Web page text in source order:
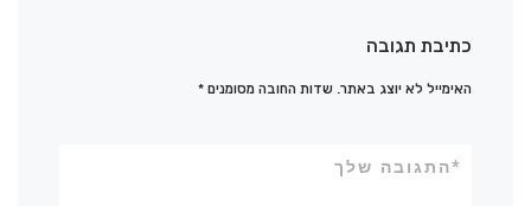
כתיבת תגובה
האימייל לא יוצג באתר. שדות החובה מסומנים*
התגובה שלך*